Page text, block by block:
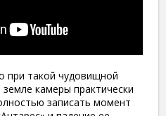
при такой чудовищной
камеры практически
записать момент